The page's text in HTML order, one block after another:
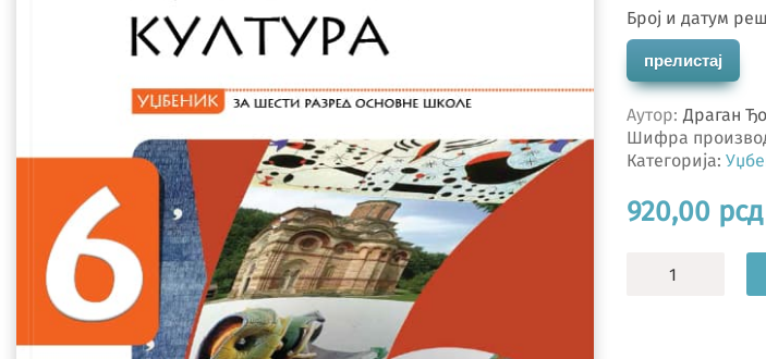
Број и датум
прелистај
Аутор Драган
Шифра
Категорија:
920,00 рсд
култура